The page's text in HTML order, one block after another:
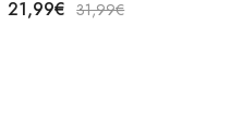
21,99€ 31,99€